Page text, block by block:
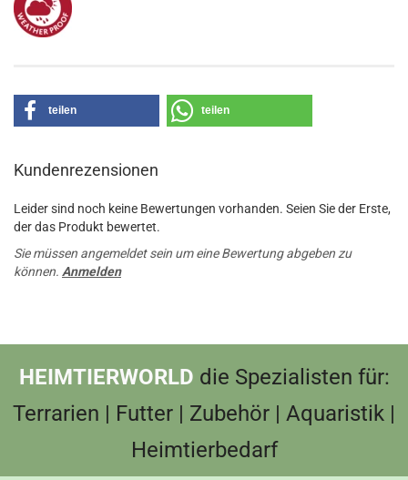
teilen teilen
Kundenrezensionen
Leider sind noch keine Bewertungen vorhanden. Seien Sie der Erste,
der das Produkt bewertet.
Sie müssen angemeldet sein um eine Bewertung abgeben zu
können. Anmelden
HEIMTIERWORLD die Spezialisten für:
Terrarien | Futter | Zubehör | Aquaristik |
Heimtierbedarf